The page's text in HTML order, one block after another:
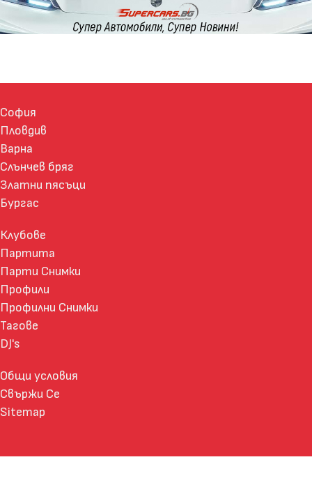
София
Пловдив
Варна
Слънчев бряг
Златни пясъци
Бургас
Клубове
Партита
Парти Снимки
Профили
Профилни Снимки
Тагове
DJ's
Общи условия
Свържи Се
Sitemap